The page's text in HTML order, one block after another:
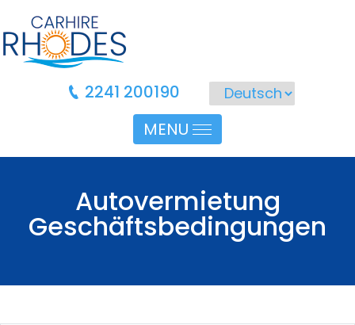
2241 200190
MENU
Autovermietung
Geschäftsbedingungen